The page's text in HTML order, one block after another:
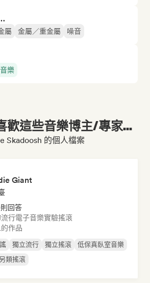
屬 金屬／重金屬 噪音
樂
歡這些音樂博主/專家...
Skadoosh 的個人檔案
Giant
回答
行電子音樂實驗搖滾
作品
獨立流行 獨立搖滾
低保真臥室音樂
另類搖滾